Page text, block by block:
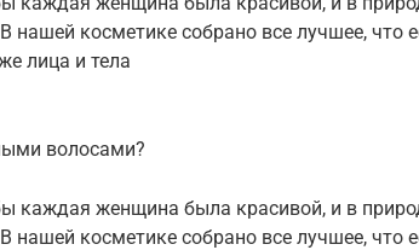
нашей косметике собрано все лучшее, что
лица и тела
волосами?
каждая женщина была красивой, и в
нашей косметике собрано все лучшее, что